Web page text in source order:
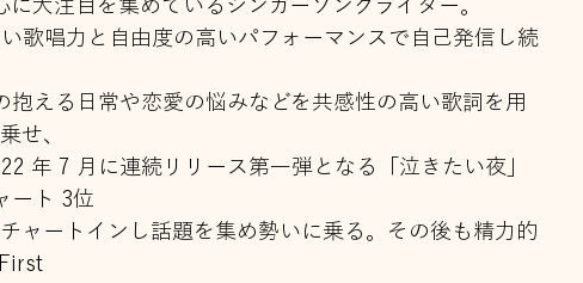
大注目を集めているシンガーソングライター。
歌唱力と自由度の高いパフォーマンスで自己発信し続
抱える日常や恋愛の悩みなどを共感性の高い歌詞を用
せ、
年 7 月に連続リリース第一弾となる「泣きたい夜」
ート 3位
ャートインし話題を集め勢いに乗る。その後も精力的